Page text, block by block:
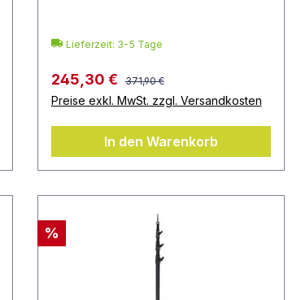
Lieferzeit: 3-5 Tage
245,30 € 371,90 €
Preise exkl. MwSt. zzgl. Versandkosten
In den Warenkorb
%